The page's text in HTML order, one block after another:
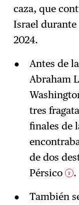
caza, que
Israel
2024.
Antes de
Abraham
tres
finales de
de dos
Pérsico
3 .
También